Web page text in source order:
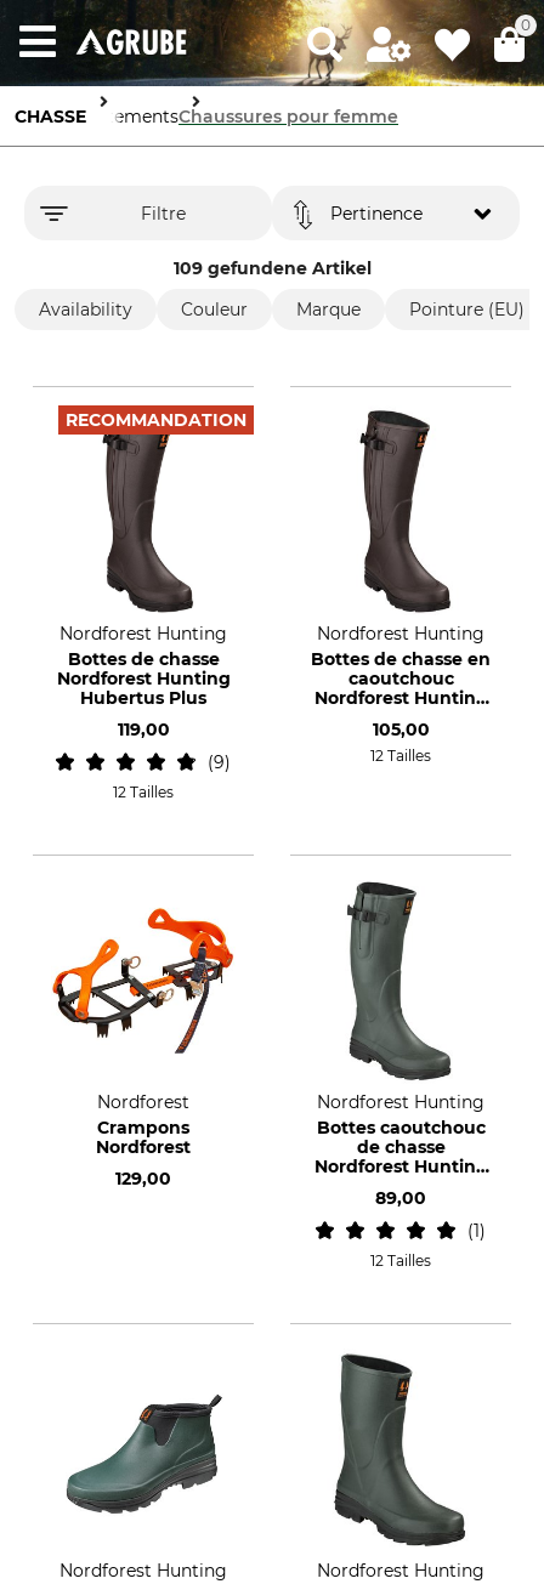
0
CHASSE VêtementsChaussures pour femme
Filtre
109 gefundene Artikel
Pertinence
Availability Couleur Marque Pointure (EU)
RECOMMANDATION
Nordforest Hunting
Bottes de chasse
Nordforest Hunting
Hubertus Plus
119,00
9
12 Tailles
Nordforest Hunting
Bottes de chasse en
caoutchouc
Nordforest Hunting
105,00
12 Tailles
Nordforest
Crampons
Nordforest
129,00
Nordforest Hunting
Bottes caoutchouc
de chasse
Nordforest Hunting
89,00
1
12 Tailles
Nordforest Hunting
Nordforest Hunting